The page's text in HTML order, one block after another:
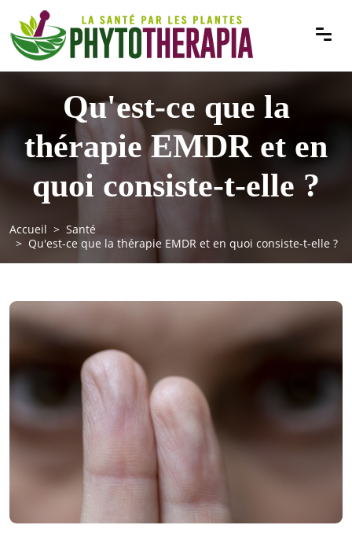
Qu'est-ce que la
thérapie EMDR et en
quoi consiste-t-elle ?
Accueil
Santé
Qu'est-ce que la thérapie EMDR et en quoi consiste-t-elle ?